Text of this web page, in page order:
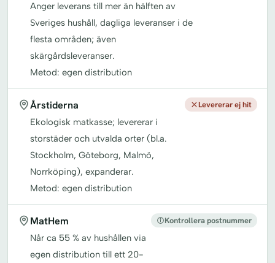
Anger leverans till mer än hälften av
Sveriges hushåll, dagliga leveranser i de
flesta områden; även
skärgårdsleveranser.
Metod: egen distribution
Årstiderna
Ekologisk matkasse; levererar i
storstäder och utvalda orter (bl.a.
Stockholm, Göteborg, Malmö,
Norrköping), expanderar.
Metod: egen distribution
Levererar ej hit
MatHem
Når ca 55 % av hushållen via
egen distribution till ett 20-
Kontrollera postnummer